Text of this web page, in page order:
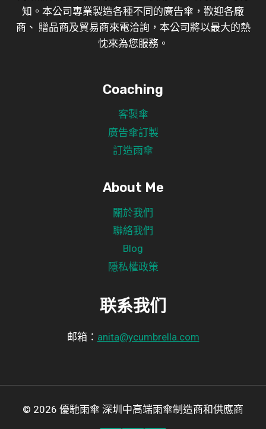
知。本公司專業製造各種不同的廣告傘，歡迎各廠
商、 贈品商及貿易商來電洽詢，本公司將以最大的熱
忱來為您服務。
Coaching
客製傘
廣告傘訂製
訂造雨傘
About Me
關於我們
聯絡我們
Blog
隱私權政策
联系我们
邮箱： anita@ycumbrella.com
© 2026 優馳雨傘 深圳中高端雨傘制造商和供應商